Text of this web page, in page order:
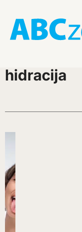
hidracija